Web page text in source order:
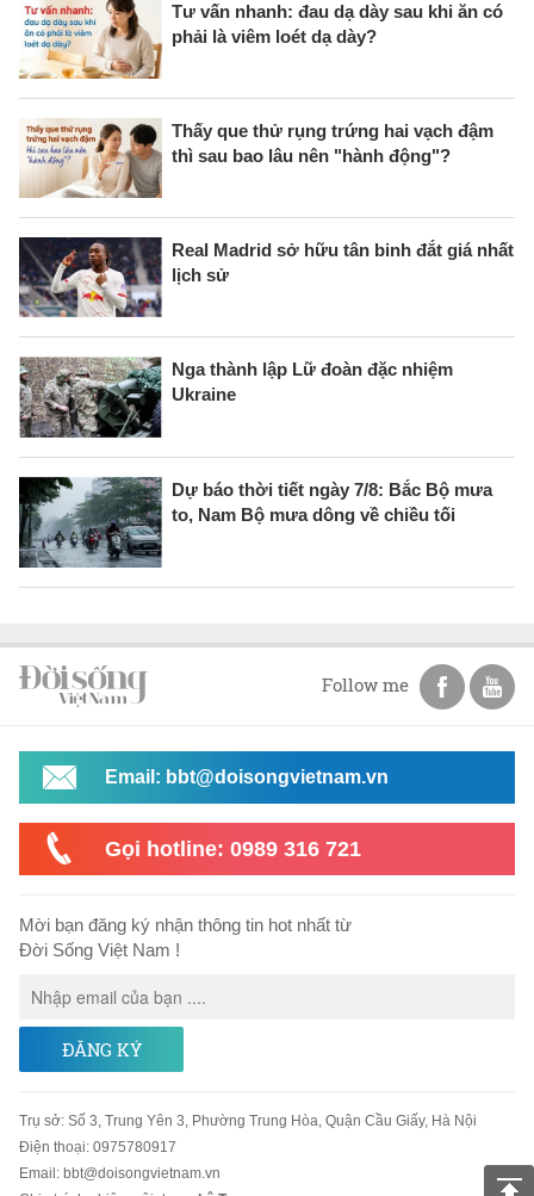
Tư vấn nhanh: đau dạ dày sau khi ăn có
phải là viêm loét dạ dày?
Thấy que thử rụng trứng hai vạch đậm
thì sau bao lâu nên "hành động"?
Real Madrid sở hữu tân binh đắt giá nhất
lịch sử
Nga thành lập Lữ đoàn đặc nhiệm
Ukraine
Dự báo thời tiết ngày 7/8: Bắc Bộ mưa
to, Nam Bộ mưa dông về chiều tối
Follow me
Email: bbt@doisongvietnam.vn
Gọi hotline: 0989 316 721
Mời bạn đăng ký nhận thông tin hot nhất từ
Đời Sống Việt Nam !
ĐĂNG KÝ
Trụ sở: Số 3, Trung Yên 3, Phường Trung Hòa, Quận Cầu Giấy, Hà Nội
Điện thoại: 0975780917
Email: bbt@doisongvietnam.vn